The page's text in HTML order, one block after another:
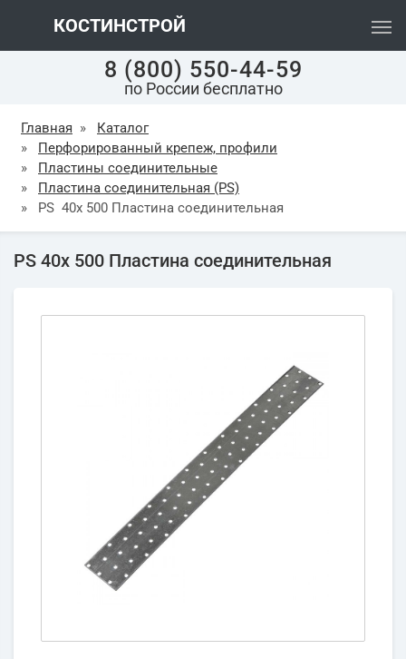
КОСТИНСТРОЙ
8 (800) 550-44-59
по России бесплатно
Главная »
Каталог
»
Перфорированный крепеж, профили
»
Пластины соединительные
»
Пластина соединительная (PS)
»
PS 40х 500 Пластина соединительная
PS 40х 500 Пластина соединительная